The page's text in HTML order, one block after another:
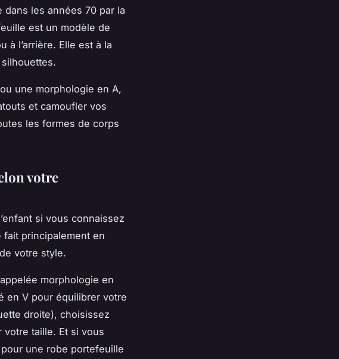
les années 70 par la
est un modèle de
à l’arrière. Elle est à la
une morphologie en A,
et camoufler vos
les formes de corps
votre
si vous connaissez
principalement en
votre style.
morphologie en
en V pour équilibrer votre
droite), choisissez
taille. Et si vous
une robe portefeuille